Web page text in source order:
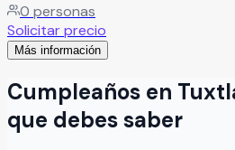
donde cada detalle se cuida para
experiencia inolvidable.
0 personas
Solicitar precio
Más información
Cumpleaños en
que debes saber